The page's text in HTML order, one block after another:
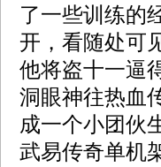
了一些训练的
开，看随处可
他将盗十一逼
洞眼神往热血
成一个小团伙
武易传奇单机